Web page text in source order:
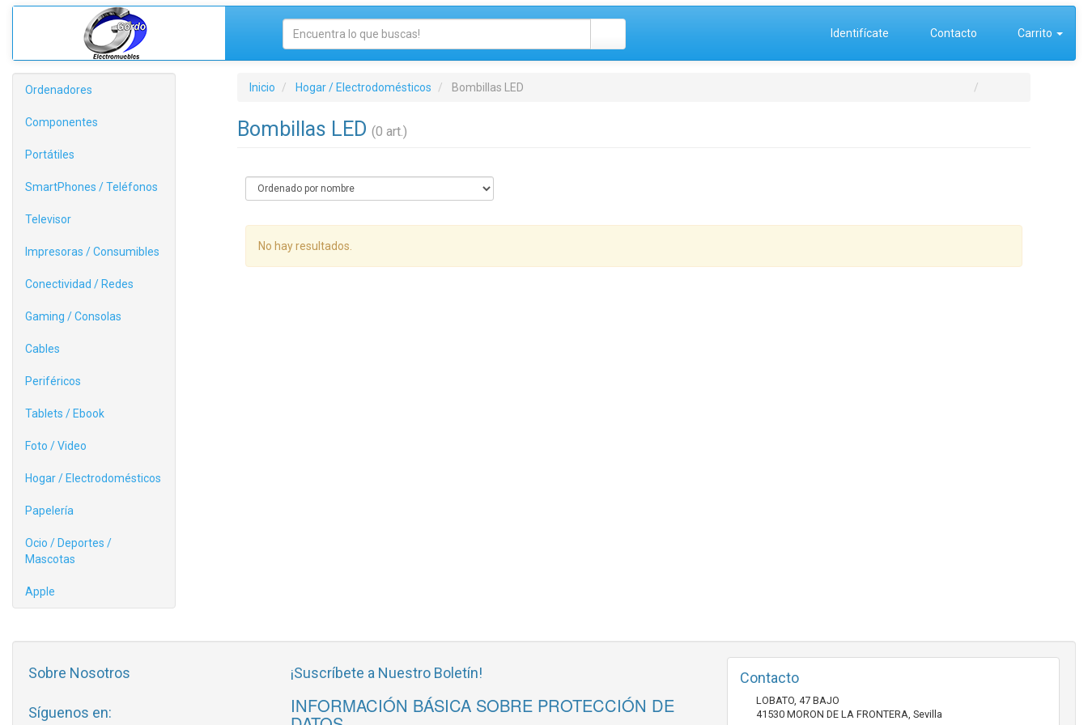
Identifícate Contacto Carrito
Ordenadores
Componentes
Portátiles
SmartPhones / Teléfonos
Televisor
Impresoras / Consumibles
Conectividad / Redes
Gaming / Consolas
Cables
Periféricos
Tablets / Ebook
Foto / Video
Hogar / Electrodomésticos
Papelería
Ocio / Deportes /
Mascotas
Apple
Inicio Hogar / Electrodomésticos Bombillas LED
Bombillas LED (0 art.)
No hay resultados.
Sobre Nosotros
Síguenos en:
¡Suscríbete a Nuestro Boletín!
INFORMACIÓN BÁSICA SOBRE PROTECCIÓN DE
Contacto
LOBATO, 47 BAJO
41530 MORON DE LA FRONTERA, Sevilla